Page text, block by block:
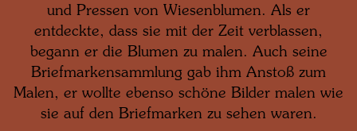
und Pressen von Wiesenblumen. Als er
entdeckte, dass sie mit der Zeit verblassen,
begann er die Blumen zu malen. Auch seine
Briefmarkensammlung gab ihm Anstoß zum
Malen, er wollte ebenso schöne Bilder malen wie
sie auf den Briefmarken zu sehen waren.